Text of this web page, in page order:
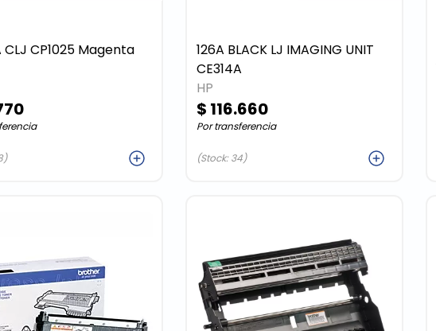
CLJ CP1025 Magenta
126A BLACK LJ IMAGING UNIT
CE314A
HP
$ 116.660
Por transferencia
(Stock: 34)